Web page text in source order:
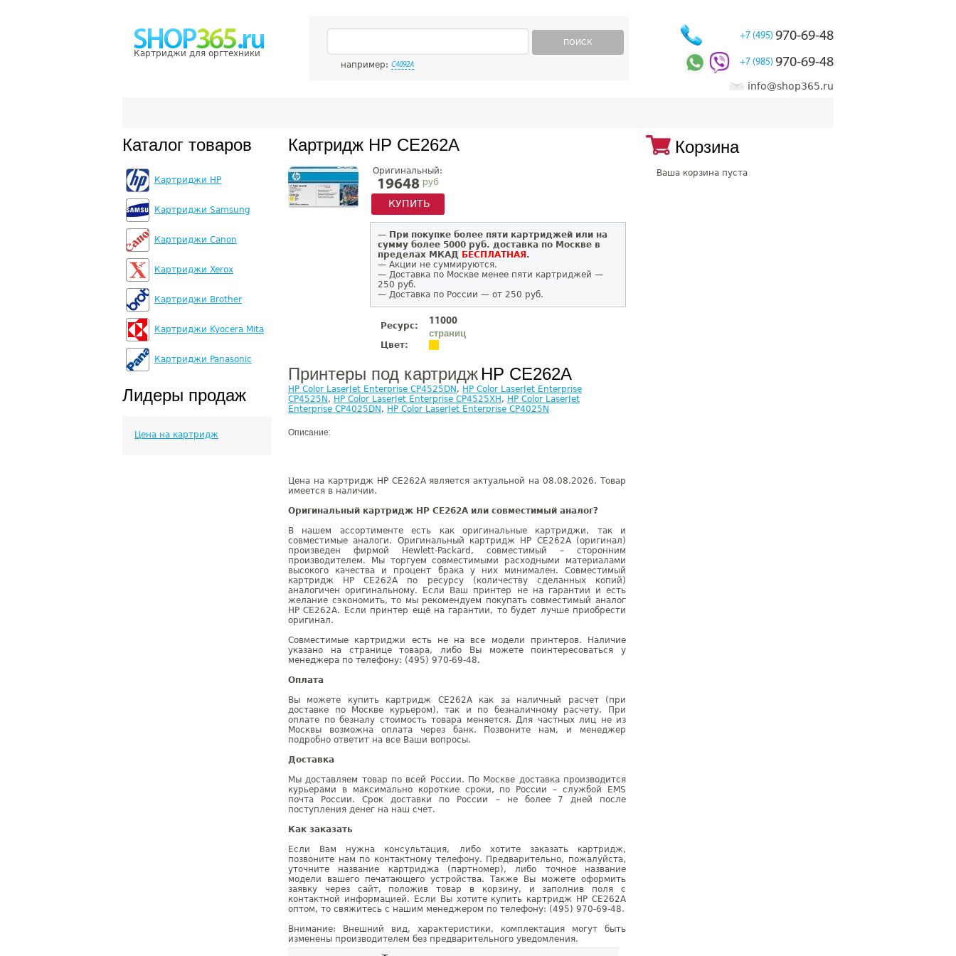
Картриджи для оргтехники
ПОИСК
например: C4092A
+7 (495) 970-69-48
+7 (985) 970-69-48
info@shop365.ru
Каталог товаров
Картриджи HP
Картриджи Samsung
Картриджи Canon
Картриджи Xerox
Картриджи Brother
Картриджи Kyocera Mita
Картриджи Panasonic
Лидеры продаж
Цена на картридж
Картридж HP CE262A
Оригинальный:
19648 руб
КУПИТЬ
— При покупке более пяти картриджей или на
сумму более 5000 руб. доставка по Москве в
пределах МКАД БЕСПЛАТНАЯ .
— Акции не суммируются.
— Доставка по Москве менее пяти картриджей —
250 руб.
— Доставка по России — от 250 руб.
Ресурс:
11000
страниц
Цвет:
Принтеры под картридж HP CE262A
HP Color LaserJet Enterprise CP4525DN , HP Color LaserJet Enterprise
CP4525N , HP Color LaserJet Enterprise CP4525XH , HP Color LaserJet
Enterprise CP4025DN , HP Color LaserJet Enterprise CP4025N
Описание:
Цена на картридж HP CE262A является актуальной на 08.08.2026. Товар
имеется в наличии.
Оригинальный картридж HP CE262A или совместимый аналог?
В нашем ассортименте есть как оригинальные картриджи, так и
совместимые аналоги. Оригинальный картридж HP CE262A (оригинал)
произведен фирмой Hewlett-Packard, совместимый – сторонним
производителем. Мы торгуем совместимыми расходными материалами
высокого качества и процент брака у них минимален. Совместимый
картридж HP CE262A по ресурсу (количеству сделанных копий)
аналогичен оригинальному. Если Ваш принтер не на гарантии и есть
желание сэкономить, то мы рекомендуем покупать совместимый аналог
HP CE262A. Если принтер ещё на гарантии, то будет лучше приобрести
оригинал.
Совместимые картриджи есть не на все модели принтеров. Наличие
указано на странице товара, либо Вы можете поинтересоваться у
менеджера по телефону: (495) 970-69-48.
Оплата
Вы можете купить картридж CE262A как за наличный расчет (при
доставке по Москве курьером), так и по безналичному расчету. При
оплате по безналу стоимость товара меняется. Для частных лиц не из
Москвы возможна оплата через банк. Позвоните нам, и менеджер
подробно ответит на все Ваши вопросы.
Доставка
Мы доставляем товар по всей России. По Москве доставка производится
курьерами в максимально короткие сроки, по России – службой EMS
почта России. Срок доставки по России – не более 7 дней после
поступления денег на наш счет.
Как заказать
Если Вам нужна консультация, либо хотите заказать картридж,
позвоните нам по контактному телефону. Предварительно, пожалуйста,
уточните название картриджа (партномер), либо точное название
модели вашего печатающего устройства. Также Вы можете оформить
заявку через сайт, положив товар в корзину, и заполнив поля с
контактной информацией. Если Вы хотите купить картридж HP CE262A
оптом, то свяжитесь с нашим менеджером по телефону: (495) 970-69-48.
Внимание: Внешний вид, характеристики, комплектация могут быть
изменены производителем без предварительного уведомления.
Корзина
Ваша корзина пуста